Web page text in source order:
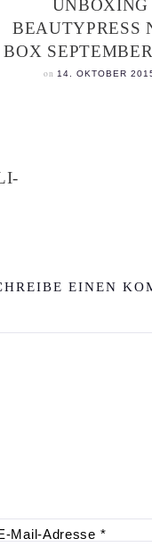
UNBOXING
BEAUTYPRESS
BOX
on 14. OKTOBER
EINEN
Mail-Adresse *